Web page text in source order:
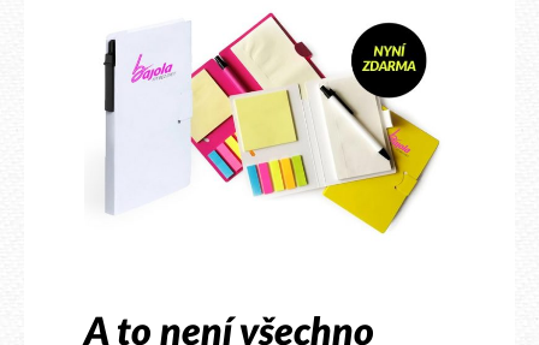
A to není všechno